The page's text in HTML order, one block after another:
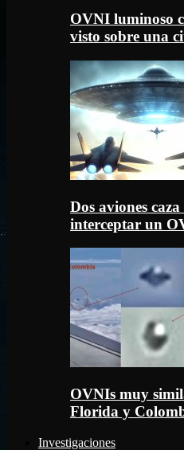
OVNI luminoso
visto sobre una
Dos aviones
interceptar un
OVNIs muy
Florida y
Investigaciones